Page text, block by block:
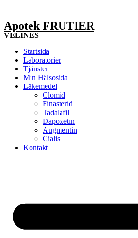
Apotek FRUTIER
VELINES
Startsida
Laboratorier
Tjänster
Min Hälsosida
Läkemedel
Clomid
Finasterid
Tadalafil
Dapoxetin
Augmentin
Cialis
Kontakt